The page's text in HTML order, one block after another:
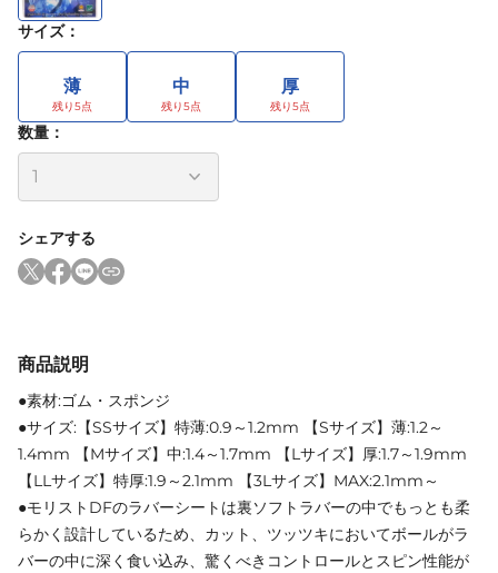
サイズ：
薄 中 厚
数量：
シェアする
商品説明
●素材:ゴム・スポンジ
●サイズ:【SSサイズ】特薄:0.9～1.2mm 【Sサイズ】薄:1.2～
1.4mm 【Mサイズ】中:1.4～1.7mm 【Lサイズ】厚:1.7～1.9mm
【LLサイズ】特厚:1.9～2.1mm 【3Lサイズ】MAX:2.1mm～
●モリストDFのラバーシートは裏ソフトラバーの中でもっとも柔
らかく設計しているため、カット、ツッツキにおいてボールがラ
バーの中に深く食い込み、驚くべきコントロールとスピン性能が